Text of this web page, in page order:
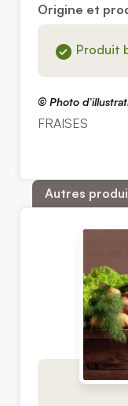
© Photo
FRAISES
Origine et
Produit
Autres